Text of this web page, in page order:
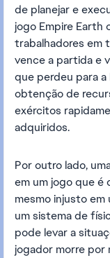
de planejar e
jogo Empire Earth
trabalhadores em
vence a partida e
que perdeu para
obtenção de
exércitos
adquiridos.
Por outro lado,
em um jogo que é
mesmo injusto
um sistema de
pode levar a
jogador morre por